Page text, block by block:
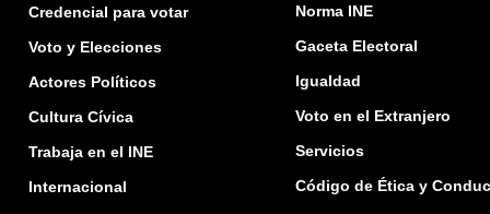
Credencial para votar
Voto y Elecciones
Actores Políticos
Cultura Cívica
Trabaja en el INE
Internacional
Norma INE
Gaceta Electoral
Igualdad
Voto en el Extranjero
Servicios
Código de Ética y